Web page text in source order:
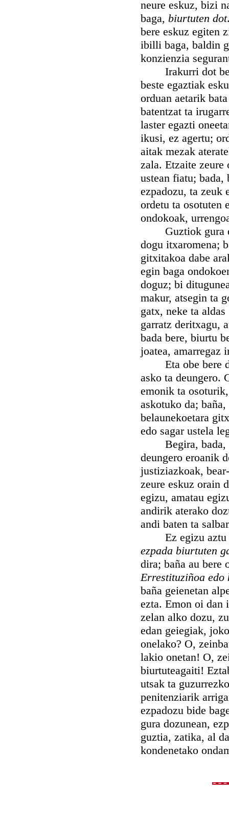
neure eskuz, bizi
baga, biurtuten dot
bere eskuz egiten
ibilli baga, baldin
konzienzia
Irakurri dot
beste egaztiak
orduan aetarik
batentzat ta
laster egazti
ikusi, ez agertu;
aitak mezak
zala. Etzaite zeure
ustean fiatu;
ezpadozu, ta zeuk
ordetu ta osotuten
ondokoak,
Guztiok gura
dogu itxaromena;
gitxitakoa dabe
egin baga
doguz; bi
makur, atsegin ta
gatx, neke ta
garratz deritxagu,
bada bere, biurtu
joatea, amarregaz
Eta obe bere
asko ta deungero.
emonik ta
askotuko da;
belaunekoetara
edo sagar ustela
Begira, bada,
deungero eroanik
justiziazkoak,
zeure eskuz orain
egizu, amatau
andirik aterako
andi baten ta
Ez egizu aztu
ezpada biurtuten
dira; baña au bere
Errestituziñoa
baña geienetan
ezta. Emon oi dan
zelan alko dozu,
edan geiegiak,
onelako? O,
lakio onetan! O,
biurtuteagaiti!
utsak ta
penitenziarik
ezpadozu bide
gura dozunean,
guztia, zatika, al
kondenetako